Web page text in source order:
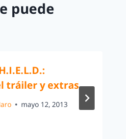
puede
tráiler y extras
mayo 12, 2013